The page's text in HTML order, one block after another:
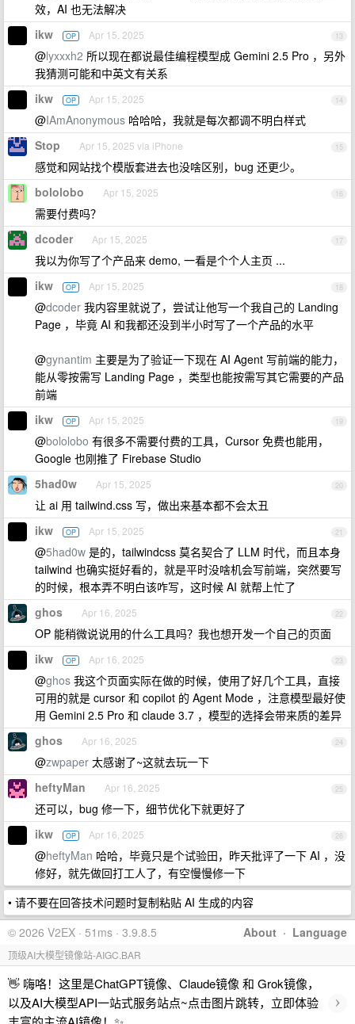
效，AI 也无法解决
13
ikw OP Apr 15, 2025
@lyxxxh2 所以现在都说最佳编程模型成 Gemini 2.5 Pro ，另外
我猜测可能和中英文有关系
14
ikw OP Apr 15, 2025
@IAmAnonymous 哈哈哈，我就是每次都调不明白样式
15
Stop Apr 15, 2025 via iPhone
感觉和网站找个模版套进去也没啥区别，bug 还更少。
16
bololobo Apr 15, 2025
需要付费吗？
17
dcoder Apr 15, 2025
我以为你写了个产品来 demo, 一看是个个人主页 ...
18
ikw OP Apr 15, 2025
@dcoder 我内容里就说了，尝试让他写一个我自己的 Landing
Page ，毕竟 AI 和我都还没到半小时写了一个产品的水平
@gynantim 主要是为了验证一下现在 AI Agent 写前端的能力，
能从零按需写 Landing Page ，类型也能按需写其它需要的产品
前端
19
ikw OP Apr 15, 2025
@bololobo 有很多不需要付费的工具，Cursor 免费也能用，
Google 也刚推了 Firebase Studio
20
5had0w Apr 15, 2025
让 ai 用 tailwind.css 写，做出来基本都不会太丑
21
ikw OP Apr 15, 2025
@5had0w 是的，tailwindcss 莫名契合了 LLM 时代，而且本身
tailwind 也确实挺好看的，就是平时没啥机会写前端，突然要写
的时候，根本弄不明白该咋写，这时候 AI 就帮上忙了
22
ghos Apr 16, 2025
OP 能稍微说说用的什么工具吗？我也想开发一个自己的页面
23
ikw OP Apr 16, 2025
@ghos 我这个页面实际在做的时候，使用了好几个工具，直接
可用的就是 cursor 和 copilot 的 Agent Mode ，注意模型最好使
用 Gemini 2.5 Pro 和 claude 3.7 ，模型的选择会带来质的差异
24
ghos Apr 16, 2025
@zwpaper 太感谢了~这就去玩一下
25
heftyMan Apr 16, 2025
还可以，bug 修一下，细节优化下就更好了
26
ikw OP Apr 16, 2025
@heftyMan 哈哈，毕竟只是个试验田，昨天批评了一下 AI ，没
修好，就先做回打工人了，有空慢慢修一下
• 请不要在回答技术问题时复制粘贴 AI 生成的内容
About · Language
© 2026 V2EX · 51ms · 3.9.8.5
顶级AI大模型镜像站-AIGC.BAR
👋 嗨咯！这里是ChatGPT镜像、Claude镜像 和 Grok镜像，
以及AI大模型API一站式服务站点~点击图片跳转，立即体验
›